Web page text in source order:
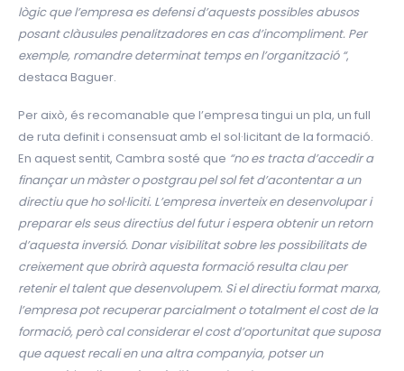
lògic que l’empresa es defensi d’aquests possibles abusos
posant clàusules penalitzadores en cas d’incompliment. Per
exemple, romandre determinat temps en l’organització “,
destaca Baguer.
Per això, és recomanable que l’empresa tingui un pla, un full
de ruta definit i consensuat amb el sol·licitant de la formació.
En aquest sentit, Cambra sosté que “no es tracta d’accedir a
finançar un màster o postgrau pel sol fet d’acontentar a un
directiu que ho sol·liciti. L’empresa inverteix en desenvolupar i
preparar els seus directius del futur i espera obtenir un retorn
d’aquesta inversió. Donar visibilitat sobre les possibilitats de
creixement que obrirà aquesta formació resulta clau per
retenir el talent que desenvolupem. Si el directiu format marxa,
l’empresa pot recuperar parcialment o totalment el cost de la
formació, però cal considerar el cost d’oportunitat que suposa
que aquest recali en una altra companyia, potser un